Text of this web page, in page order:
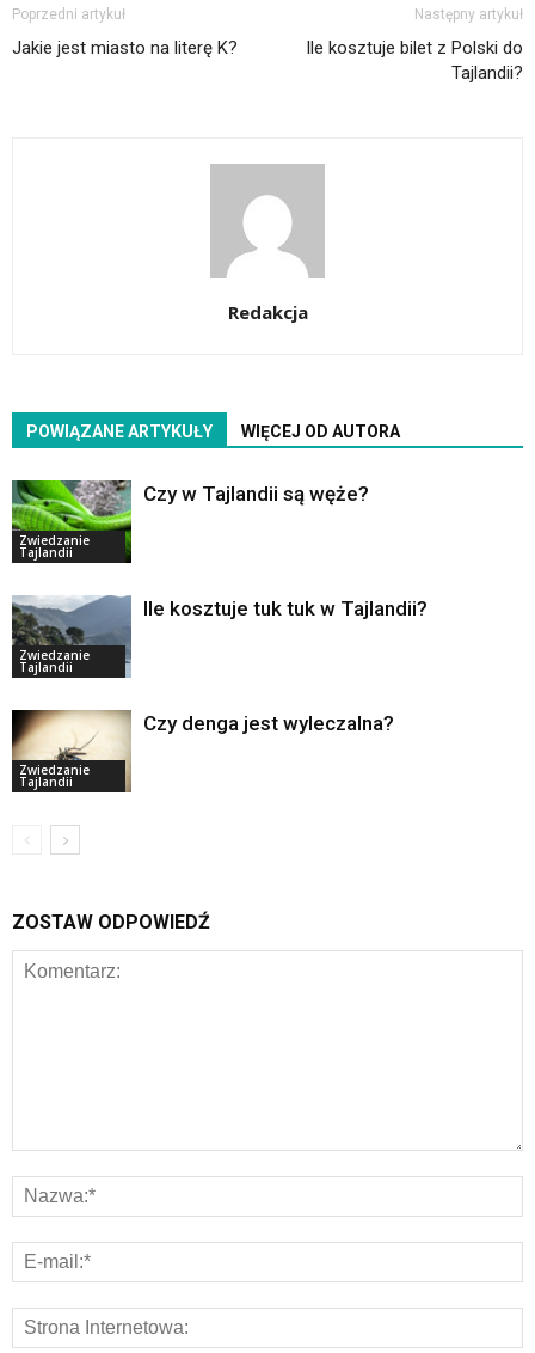
Poprzedni artykuł
Jakie jest miasto na literę K?
Następny artykuł
Ile kosztuje bilet z Polski do
Tajlandii?
Redakcja
POWIĄZANE ARTYKUŁY WIĘCEJ OD AUTORA
Zwiedzanie
Tajlandii
Czy w Tajlandii są węże?
Zwiedzanie
Tajlandii
Ile kosztuje tuk tuk w Tajlandii?
Zwiedzanie
Tajlandii
Czy denga jest wyleczalna?
ZOSTAW ODPOWIEDŹ